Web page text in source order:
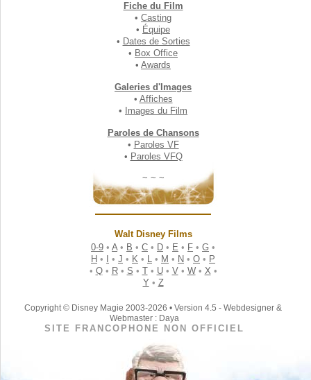
Fiche du Film
•Casting
• Équipe
• Dates de Sorties
• Box Office
•Awards
Galeries d'Images
• Affiches
•
Images du Film
Paroles de Chansons
• Paroles VF
• Paroles VFQ
~ ~ ~
Walt Disney Films
0-9 •A• B •C • D • E • F •G •
H • •J • K • L • M • N •O • P
• Q• R• S • T• U• V• W• X •
Y • Z
Copyright © Disney Magie 2003-2026 • Version 4.5 - Webdesigner &
Webmaster : Daya
SITE FRANCOPHONE NON OFFICIEL